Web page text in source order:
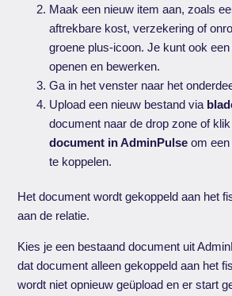
Maak een nieuw item aan, zoals
aftrekbare kost, verzekering of
groene plus-icoon. Je kunt ook
openen en bewerken.
Ga in het venster naar het
Upload een nieuw bestand via
document naar de drop zone of
document in AdminPulse om
te koppelen.
Het document wordt gekoppeld aan het
aan de relatie.
Kies je een bestaand document uit
dat document alleen gekoppeld aan het
wordt niet opnieuw geüpload en er start